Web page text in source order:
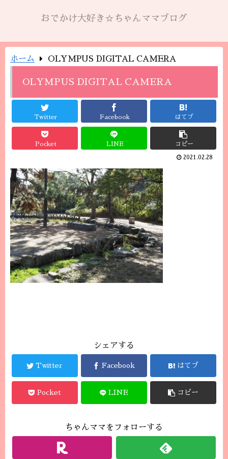
おでかけ大好き☆ちゃんママブログ
ホーム OLYMPUS DIGITAL CAMERA
OLYMPUS DIGITAL CAMERA
Twitter Facebook はてブ
Pocket LINE コピー
2021.02.28
シェアする
Twitter Facebook はてブ
Pocket LINE コピー
ちゃんママをフォローする